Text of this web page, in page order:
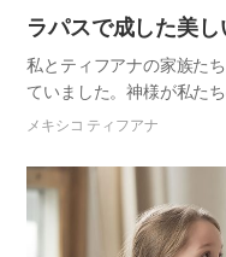
ラパスで成した​美し
私とティフアナの家族た
ていました。神様が私た
日ラパス地域宣教の門を
の御業に…
メキシコ ティフアナ